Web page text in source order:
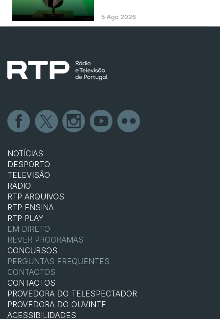
5 Ago 2026
NOTÍCIAS
DESPORTO
TELEVISÃO
RÁDIO
RTP ARQUIVOS
RTP ENSINA
RTP PLAY
EM DIRETO
REVER PROGRAMAS
CONCURSOS
PERGUNTAS FREQUENTES
CONTACTOS
CONTACTOS
PROVEDORA DO TELESPECTADOR
PROVEDORA DO OUVINTE
ACESSIBILIDADES